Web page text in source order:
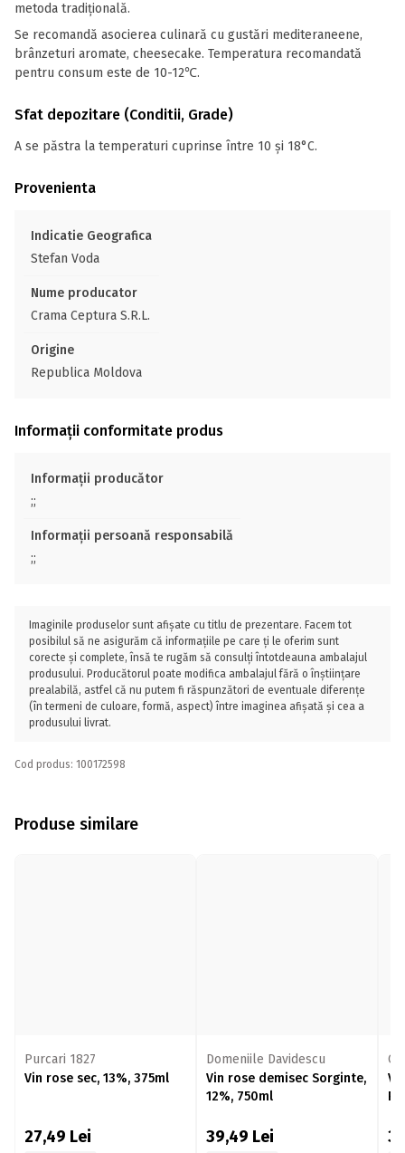
metoda tradiţională.
Se recomandă asocierea culinară cu gustări mediteraneene,
brânzeturi aromate, cheesecake. Temperatura recomandată
pentru consum este de 10-12℃.
Sfat depozitare (Conditii, Grade)
A se păstra la temperaturi cuprinse între 10 și 18°C.
Provenienta
Indicatie Geografica
Stefan Voda
Nume producator
Crama Ceptura S.R.L.
Origine
Republica Moldova
Informații conformitate produs
Informații producător
;;
Informații persoană responsabilă
;;
Imaginile produselor sunt afișate cu titlu de prezentare. Facem tot
posibilul să ne asigurăm că informațiile pe care ți le oferim sunt
corecte și complete, însă te rugăm să consulți întotdeauna ambalajul
produsului. Producătorul poate modifica ambalajul fără o înștiințare
prealabilă, astfel că nu putem fi răspunzători de eventuale diferențe
(în termeni de culoare, formă, aspect) între imaginea afișată și cea a
produsului livrat.
Cod produs: 100172598
Produse similare
Purcari 1827
Vin rose sec, 13%, 375ml
27,49 Lei
Domeniile Davidescu
Vin rose demisec Sorginte,
12%, 750ml
39,49 Lei